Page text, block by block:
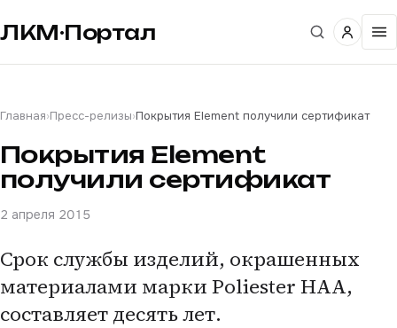
ЛКМ·Портал
Главная›Пресс-релизы›Покрытия Element получили сертификат
Покрытия Element
получили сертификат
2 апреля 2015
Срок службы изделий, окрашенных
материалами марки Poliester HAA,
составляет десять лет.